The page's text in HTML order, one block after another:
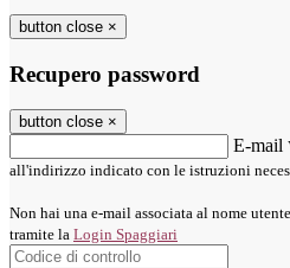
button close ×
Recupero password
button close ×
E-mail
all'indirizzo indicato con le istruzioni
Non hai una e-mail associata al nome
tramite la Login Spaggiari